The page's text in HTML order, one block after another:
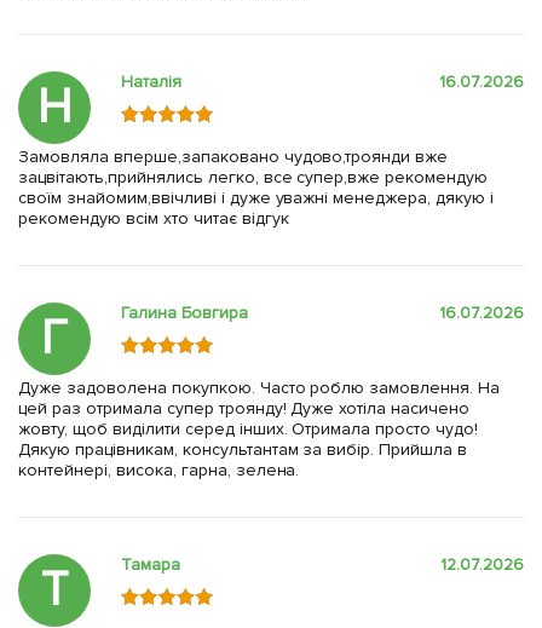
Н Наталія 16.07.2026
Замовляла вперше,запаковано чудово,троянди вже
зацвітають,прийнялись легко, все супер,вже рекомендую
своїм знайомим,ввічливі і дуже уважні менеджера, дякую і
рекомендую всім хто читає відгук
Г Галина Бовгира 16.07.2026
Дуже задоволена покупкою. Часто роблю замовлення. На
цей раз отримала супер троянду! Дуже хотіла насичено
жовту, щоб виділити серед інших. Отримала просто чудо!
Дякую працівникам, консультантам за вибір. Прийшла в
контейнері, висока, гарна, зелена.
Т Тамара 12.07.2026